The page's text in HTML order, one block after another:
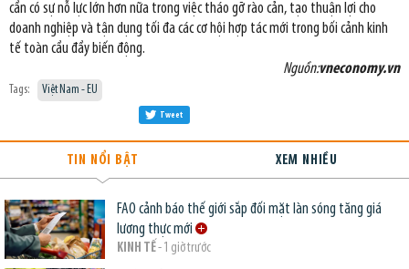
cần có sự nỗ lực lớn hơn nữa trong việc tháo gỡ rào cản, tạo thuận lợi cho
doanh nghiệp và tận dụng tối đa các cơ hội hợp tác mới trong bối cảnh kinh
tế toàn cầu đầy biến động.
Nguồn:vneconomy.vn
Tags: Việt Nam - EU
Tweet
TIN NỔI BẬT XEM NHIỀU
FAO cảnh báo thế giới sắp đối mặt làn sóng tăng giá
lương thực mới
KINH TẾ- 1 giờ trước